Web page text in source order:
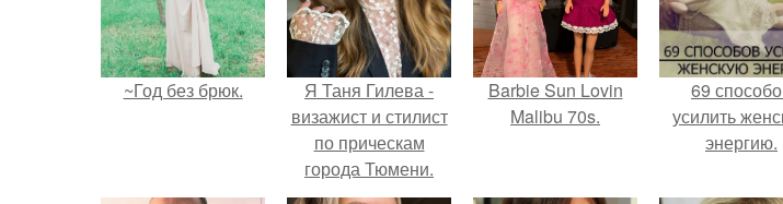
~Год без брюк.
Я Таня Гилева -
визажист и стилист
по прическам
города Тюмени.
Barbie Sun Lovin
Malibu 70s.
69
усилить
энергию.